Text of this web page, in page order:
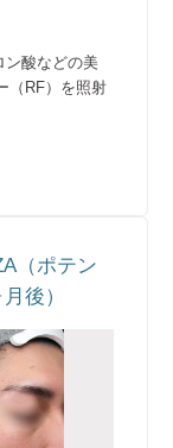
ン酸などの美
（RF）を照射
（ポテン
後）